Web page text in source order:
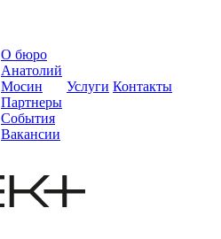
О бюро
Анатолий
Мосин
Партнеры
События
Вакансии
Услуги Контакты